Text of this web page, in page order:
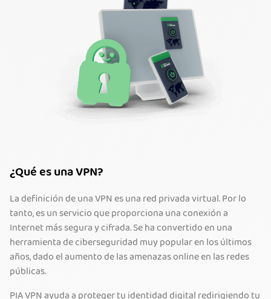
¿Qué es una VPN?
La definición de una VPN es una red privada virtual. Por lo
tanto, es un servicio que proporciona una conexión a
Internet más segura y cifrada. Se ha convertido en una
herramienta de ciberseguridad muy popular en los últimos
años, dado el aumento de las amenazas online en las redes
públicas.